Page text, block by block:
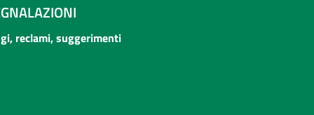
reclami, suggerimenti